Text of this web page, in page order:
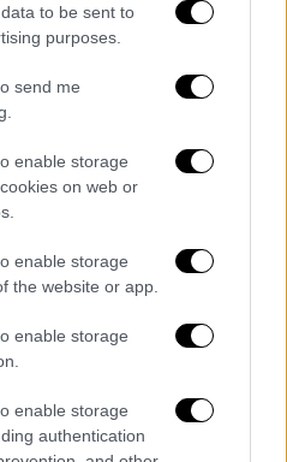
to be sent to
purposes.
send me
enable storage
on web or
enable storage
the website or app.
enable storage
enable storage
authentication
ετών επισκέψεις